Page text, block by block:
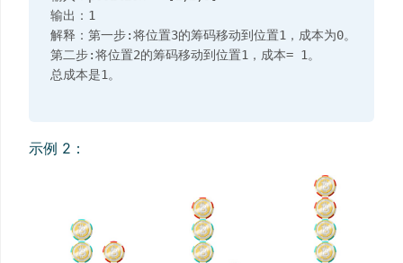
输出：1
解释：第一步:将位置3的筹码移动到位置1，成本为0。
第二步:将位置2的筹码移动到位置1，成本= 1。
示例 2：